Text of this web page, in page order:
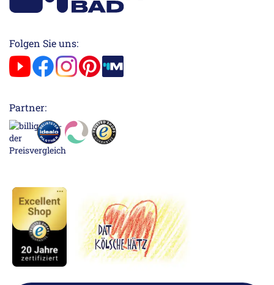
Folgen Sie uns:
Partner: